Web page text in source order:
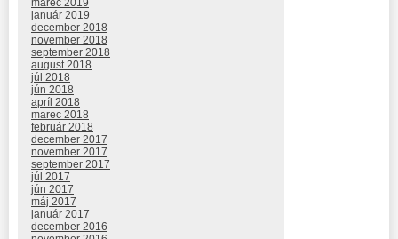
marec 2019
január 2019
december 2018
november 2018
september 2018
august 2018
júl 2018
jún 2018
apríl 2018
marec 2018
február 2018
december 2017
november 2017
september 2017
júl 2017
jún 2017
máj 2017
január 2017
december 2016